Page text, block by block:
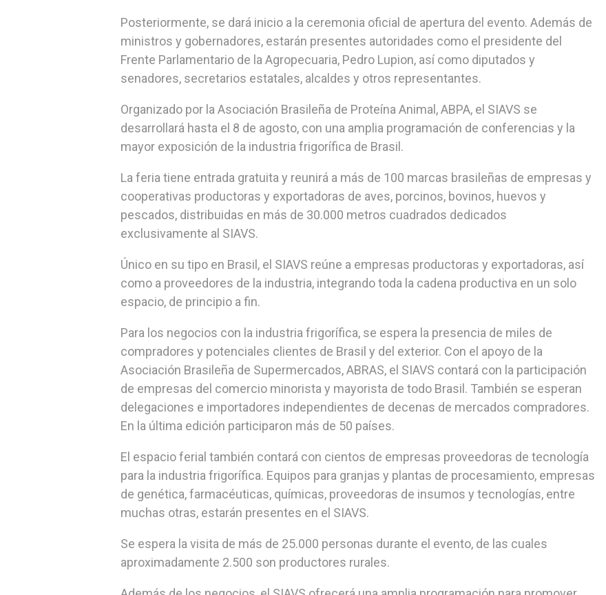
Posteriormente, se dará inicio a la ceremonia oficial de apertura del evento. Además de
ministros y gobernadores, estarán presentes autoridades como el presidente del
Frente Parlamentario de la Agropecuaria, Pedro Lupion, así como diputados y
senadores, secretarios estatales, alcaldes y otros representantes.
Organizado por la Asociación Brasileña de Proteína Animal, ABPA, el SIAVS se
desarrollará hasta el 8 de agosto, con una amplia programación de conferencias y la
mayor exposición de la industria frigorífica de Brasil.
La feria tiene entrada gratuita y reunirá a más de 100 marcas brasileñas de empresas y
cooperativas productoras y exportadoras de aves, porcinos, bovinos, huevos y
pescados, distribuidas en más de 30.000 metros cuadrados dedicados
exclusivamente al SIAVS.
Único en su tipo en Brasil, el SIAVS reúne a empresas productoras y exportadoras, así
como a proveedores de la industria, integrando toda la cadena productiva en un solo
espacio, de principio a fin.
Para los negocios con la industria frigorífica, se espera la presencia de miles de
compradores y potenciales clientes de Brasil y del exterior. Con el apoyo de la
Asociación Brasileña de Supermercados, ABRAS, el SIAVS contará con la participación
de empresas del comercio minorista y mayorista de todo Brasil. También se esperan
delegaciones e importadores independientes de decenas de mercados compradores.
En la última edición participaron más de 50 países.
El espacio ferial también contará con cientos de empresas proveedoras de tecnología
para la industria frigorífica. Equipos para granjas y plantas de procesamiento, empresas
de genética, farmacéuticas, químicas, proveedoras de insumos y tecnologías, entre
muchas otras, estarán presentes en el SIAVS.
Se espera la visita de más de 25.000 personas durante el evento, de las cuales
aproximadamente 2.500 son productores rurales.